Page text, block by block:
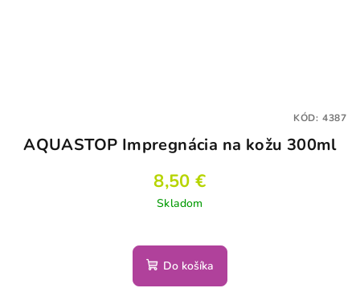
AQUASTOP Impregnácia na kožu 300ml
8,50 €
Skladom
Do košíka
KÓD: 4387